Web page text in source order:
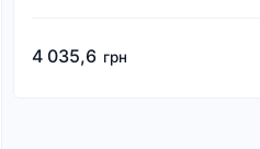
4 035,6 грн